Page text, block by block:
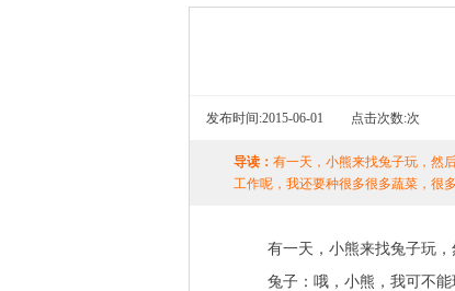
发布时间:2015-06-01 点击次数:次
导读： 有一天，小熊来找兔子玩，然
工作呢，我还要种很多很多蔬菜，很
有一天，小熊来找兔子玩，
兔子：哦，小熊，我可不能